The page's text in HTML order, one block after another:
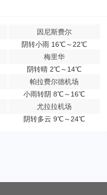
因尼斯费尔
阴转小雨 16℃～22℃
梅里华
阴转晴 2℃～14℃
帕拉费尔德机场
小雨转阴 8℃～16℃
尤拉拉机场
阴转多云 9℃～24℃